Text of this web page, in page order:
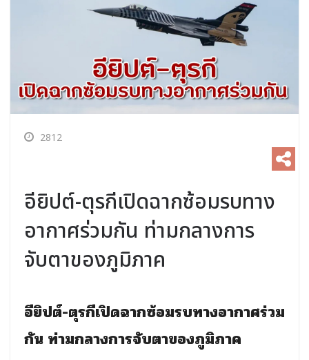
2812
อียิปต์-ตุรกีเปิดฉากซ้อมรบทาง
อากาศร่วมกัน ท่ามกลางการ
จับตาของภูมิภาค
อียิปต์-ตุรกีเปิดฉากซ้อมรบทางอากาศร่วม
กัน ท่ามกลางการจับตาของภูมิภาค